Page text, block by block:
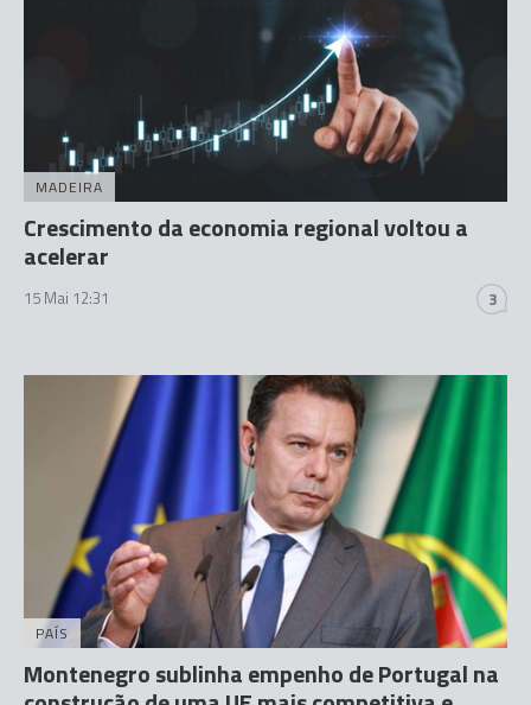
MADEIRA
Crescimento da economia regional voltou a
acelerar
15 Mai 12:31 3
PAÍS
Montenegro sublinha empenho de Portugal na